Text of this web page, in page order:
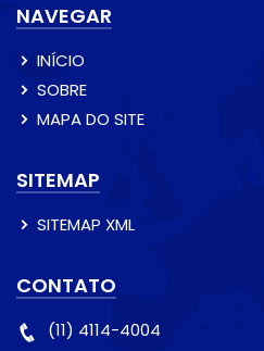
NAVEGAR
INÍCIO
SOBRE
MAPA DO SITE
SITEMAP
SITEMAP XML
CONTATO
(11) 4114-4004